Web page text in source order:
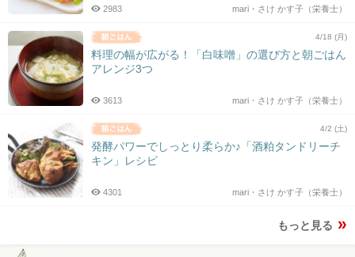
mari・さけ かす子（栄養士）
2983
4/18 (月)
料理の幅が広がる！「白味噌」の選び方と朝ごはん
アレンジ3つ
mari・さけ かす子（栄養士）
3613
4/2 (土)
発酵パワーでしっとり柔らか♪「酒粕タンドリーチ
キン」レシピ
mari・さけ かす子（栄養士）
4301
もっと見る